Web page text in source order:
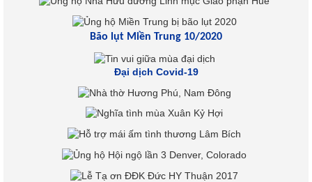
Bão lụt Miền Trung 10/2020
Đại dịch Covid-19